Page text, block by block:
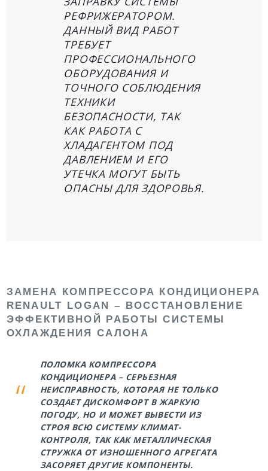
РЕФРИЖЕРАТОРОМ.
ДАННЫЙ ВИД РАБОТ
ТРЕБУЕТ
ПРОФЕССИОНАЛЬНОГО
ОБОРУДОВАНИЯ И
ТОЧНОГО СОБЛЮДЕНИЯ
ТЕХНИКИ
БЕЗОПАСНОСТИ, ТАК
КАК РАБОТА С
ХЛАДАГЕНТОМ ПОД
ДАВЛЕНИЕМ И ЕГО
УТЕЧКА МОГУТ БЫТЬ
ОПАСНЫ ДЛЯ ЗДОРОВЬЯ.
ЗАМЕНА КОМПРЕССОРА КОНДИЦИОНЕРА
RENAULT LOGAN – ВОССТАНОВЛЕНИЕ
ЭФФЕКТИВНОЙ РАБОТЫ СИСТЕМЫ
ОХЛАЖДЕНИЯ САЛОНА
ПОЛОМКА КОМПРЕССОРА
КОНДИЦИОНЕРА – СЕРЬЕЗНАЯ
НЕИСПРАВНОСТЬ, КОТОРАЯ НЕ ТОЛЬКО
СОЗДАЕТ ДИСКОМФОРТ В ЖАРКУЮ
ПОГОДУ, НО И МОЖЕТ ВЫВЕСТИ ИЗ
СТРОЯ ВСЮ СИСТЕМУ КЛИМАТ-
КОНТРОЛЯ, ТАК КАК МЕТАЛЛИЧЕСКАЯ
СТРУЖКА ОТ ИЗНОШЕННОГО АГРЕГАТА
ЗАСОРЯЕТ ДРУГИЕ КОМПОНЕНТЫ.